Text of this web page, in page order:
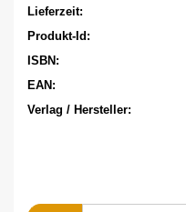
Lieferzeit:
Produkt-Id:
ISBN:
EAN:
Verlag / Hersteller: